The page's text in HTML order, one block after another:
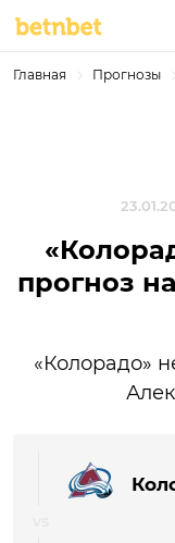
Главная Прогнозы
прогноз
«Колорадо»